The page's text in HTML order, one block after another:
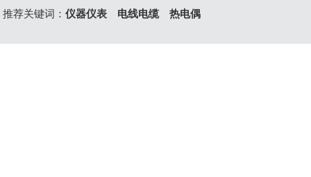
推荐关键词： 仪器仪表 电线电缆 热电偶